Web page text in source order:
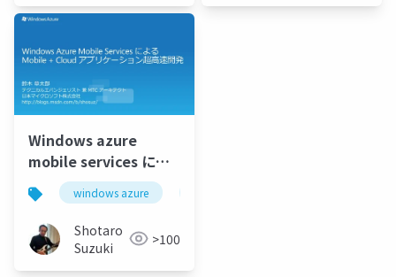
Windows azure
mobile services によ
る mobile + cloud ア
プリケーション超高速
開発
windows azure
Shotaro
Suzuki
>100